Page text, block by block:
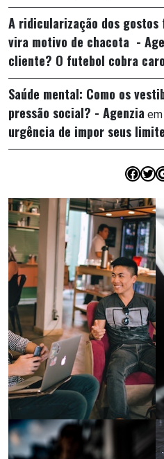
A ridicularização dos gostos
vira motivo de chacota -
cliente? O futebol cobra caro
Saúde mental: Como os
pressão social? - Agenzia em
urgência de impor seus